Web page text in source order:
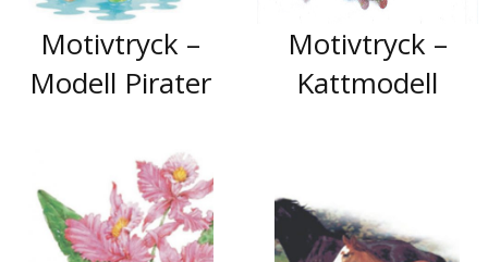
Motivtryck –
Modell Pirater
Motivtryck –
Kattmodell